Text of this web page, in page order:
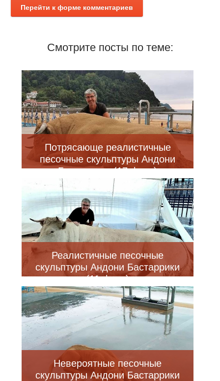
Перейти к форме комментариев
Смотрите посты по теме:
Потрясающе реалистичные
песочные скульптуры Андони
Бастаррики (17 фото)
Реалистичные песочные
скульптуры Андони Бастаррики
(11 фото)
Невероятные песочные
скульптуры Андони Бастаррики